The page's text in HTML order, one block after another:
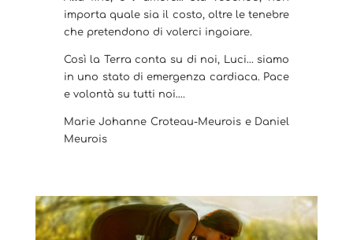
importa quale sia il costo, oltre le tenebre
che pretendono di volerci ingoiare.
Così la Terra conta su di noi, Luci… siamo
in uno stato di emergenza cardiaca. Pace
e volontà su tutti noi….
Marie Johanne Croteau-Meurois e Daniel
Meurois